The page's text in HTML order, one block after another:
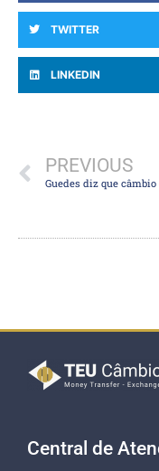
TWITTER
LINKEDIN
PREVIOUS
Central de